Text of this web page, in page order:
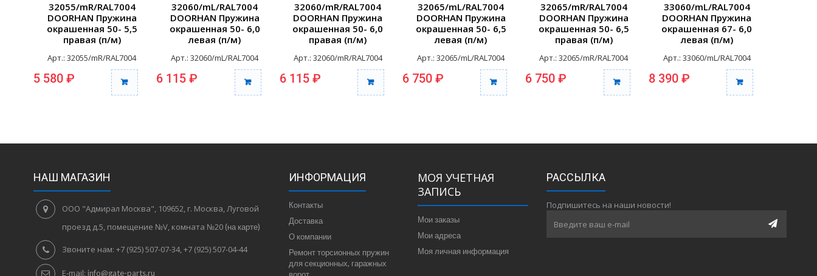
32055/mR/RAL7004
DOORHAN Пружина
окрашенная 50- 5,5
правая (п/м)
Арт.: 32055/mR/RAL7004
5 580 ₽
32060/mL/RAL7004
DOORHAN Пружина
окрашенная 50- 6,0
левая (п/м)
Арт.: 32060/mL/RAL7004
6 115 ₽
32060/mR/RAL7004
DOORHAN Пружина
окрашенная 50- 6,0
правая (п/м)
Арт.: 32060/mR/RAL7004
6 115 ₽
32065/mL/RAL7004
DOORHAN Пружина
окрашенная 50- 6,5
левая (п/м)
Арт.: 32065/mL/RAL7004
6 750 ₽
32065/mR/RAL7004
DOORHAN Пружина
окрашенная 50- 6,5
правая (п/м)
Арт.: 32065/mR/RAL7004
6 750 ₽
33060/mL/RAL7004
DOORHAN Пружина
окрашенная 67- 6,0
левая (п/м)
Арт.: 33060/mL/RAL7004
8 390 ₽
НАШ МАГАЗИН
ООО "Адмирал Москва", 109652, г. Москва, Луговой
проезд д.5, помещение №V, комната №20 (на карте)
Звоните нам: +7 (925) 507-07-34, +7 (925) 507-04-44
E-mail: info@gate-parts.ru
ИНФОРМАЦИЯ
Контакты
Доставка
О компании
Ремонт торсионных пружин
для секционных, гаражных
МОЯ УЧЕТНАЯ
ЗАПИСЬ
Мои заказы
Мои адреса
Моя личная информация
РАССЫЛКА
Подпишитесь на наши новости!